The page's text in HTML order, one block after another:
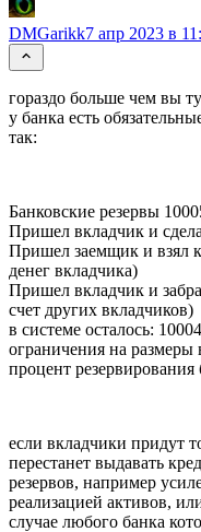
DMGarikk7 апр 2023 в
гораздо больше чем вы
у банка есть
так:
Банковские резервы
Пришел вкладчик и
Пришел заемщик и взял
денег вкладчика)
Пришел вкладчик и
счет других вкладчиков)
в системе осталось:
ограничения на
процент
если вкладчики придут
перестанет выдавать
резервов, например
реализацией активов,
случае любого банка